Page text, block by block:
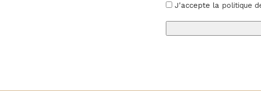
J'accepte la politique